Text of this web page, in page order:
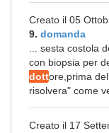
Creato il 05
9. domanda
... sesta costola
con biopsia per
dottore,prima
risolvera" come
Creato il 17